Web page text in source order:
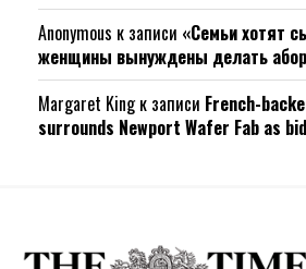
Anonymous к записи «Семьи хотят
женщины вынуждены делать
Margaret Kingк записи French-
surrounds Newport Wafer Fab as